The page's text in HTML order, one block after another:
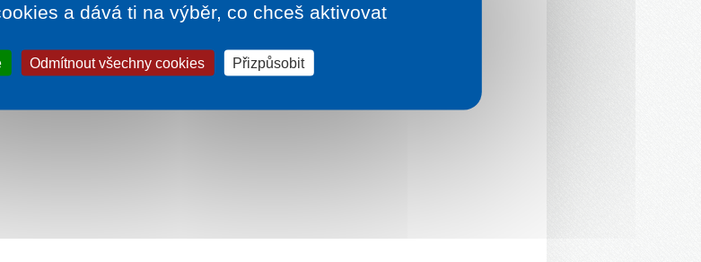
a dává ti na výběr, co chceš aktivovat
Odmítnout všechny cookies Přizpůsobit